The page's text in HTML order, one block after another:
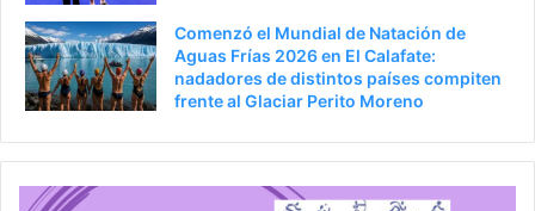
Comenzó el Mundial de Natación de
Aguas Frías 2026 en El Calafate:
nadadores de distintos países compiten
frente al Glaciar Perito Moreno